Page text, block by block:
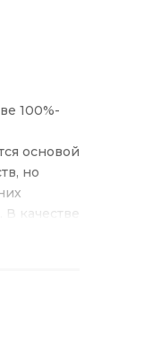
100%-
основой
но
В качестве